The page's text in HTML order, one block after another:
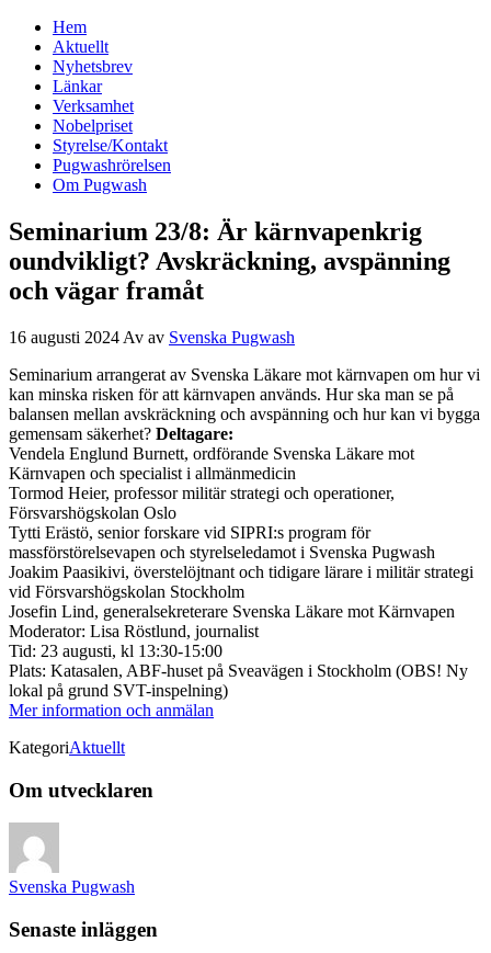
Svenska Pugwash
Hem
Aktuellt
Nyhetsbrev
Länkar
Verksamhet
Nobelpriset
Styrelse/Kontakt
Pugwashrörelsen
Om Pugwash
Seminarium 23/8: Är kärnvapenkrig
oundvikligt? Avskräckning, avspänning
och vägar framåt
16 augusti 2024 Av av Svenska Pugwash
Seminarium arrangerat av Svenska Läkare mot kärnvapen om hur vi
kan minska risken för att kärnvapen används. Hur ska man se på
balansen mellan avskräckning och avspänning och hur kan vi bygga
gemensam säkerhet? Deltagare:
Vendela Englund Burnett, ordförande Svenska Läkare mot
Kärnvapen och specialist i allmänmedicin
Tormod Heier, professor militär strategi och operationer,
Försvarshögskolan Oslo
Tytti Erästö, senior forskare vid SIPRI:s program för
massförstörelsevapen och styrelseledamot i Svenska Pugwash
Joakim Paasikivi, överstelöjtnant och tidigare lärare i militär strategi
vid Försvarshögskolan Stockholm
Josefin Lind, generalsekreterare Svenska Läkare mot Kärnvapen
Moderator: Lisa Röstlund, journalist
Tid: 23 augusti, kl 13:30-15:00
Plats: Katasalen, ABF-huset på Sveavägen i Stockholm (OBS! Ny
lokal på grund SVT-inspelning)
Mer information och anmälan
KategoriAktuellt
Om utvecklaren
Svenska Pugwash
Senaste inläggen